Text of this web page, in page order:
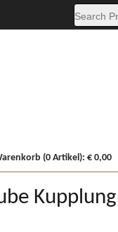
(0 Artikel): € 0,00